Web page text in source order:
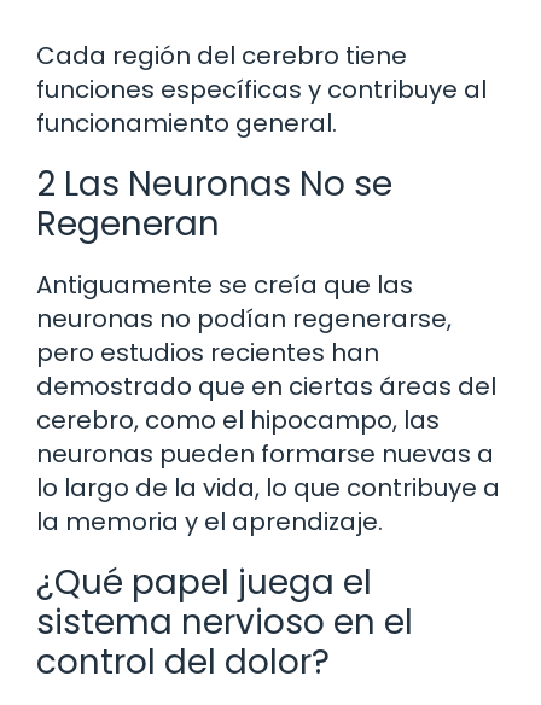
Cada región del cerebro tiene
funciones específicas y contribuye al
funcionamiento general.
2 Las Neuronas No se
Regeneran
Antiguamente se creía que las
neuronas no podían regenerarse,
pero estudios recientes han
demostrado que en ciertas áreas del
cerebro, como el hipocampo, las
neuronas pueden formarse nuevas a
lo largo de la vida, lo que contribuye a
la memoria y el aprendizaje.
¿Qué papel juega el
sistema nervioso en el
control del dolor?